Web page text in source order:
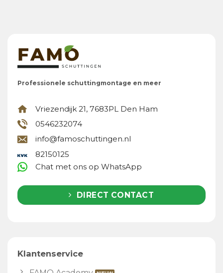
Professionele schuttingmontage en meer
Vriezendijk 21, 7683PL Den Ham
0546232074
info@famoschuttingen.nl
82150125
Chat met ons op WhatsApp
DIRECT CONTACT
Klantenservice